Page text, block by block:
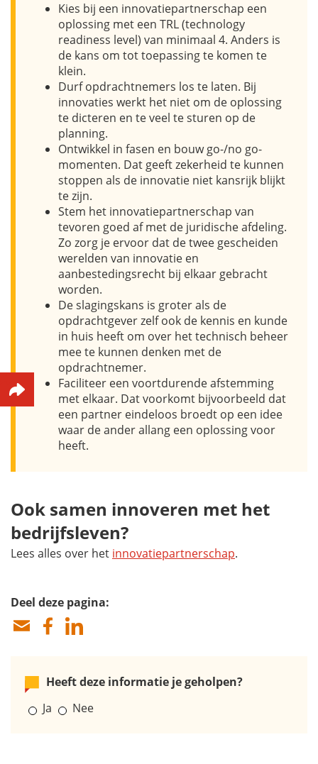
Kies bij een innovatiepartnerschap een
oplossing met een TRL (technology
readiness level) van minimaal 4. Anders is
de kans om tot toepassing te komen te
klein.
Durf opdrachtnemers los te laten. Bij
innovaties werkt het niet om de oplossing
te dicteren en te veel te sturen op de
planning.
Ontwikkel in fasen en bouw go-/no go-
momenten. Dat geeft zekerheid te kunnen
stoppen als de innovatie niet kansrijk blijkt
te zijn.
Stem het innovatiepartnerschap van
tevoren goed af met de juridische afdeling.
Zo zorg je ervoor dat de twee gescheiden
werelden van innovatie en
aanbestedingsrecht bij elkaar gebracht
worden.
De slagingskans is groter als de
opdrachtgever zelf ook de kennis en kunde
in huis heeft om over het technisch beheer
mee te kunnen denken met de
opdrachtnemer.
Faciliteer een voortdurende afstemming
met elkaar. Dat voorkomt bijvoorbeeld dat
een partner eindeloos broedt op een idee
waar de ander allang een oplossing voor
heeft.
Ook samen innoveren met het
bedrijfsleven?
Lees alles over het innovatiepartnerschap.
Deel deze pagina:
Heeft deze informatie je geholpen?
Ja
Nee